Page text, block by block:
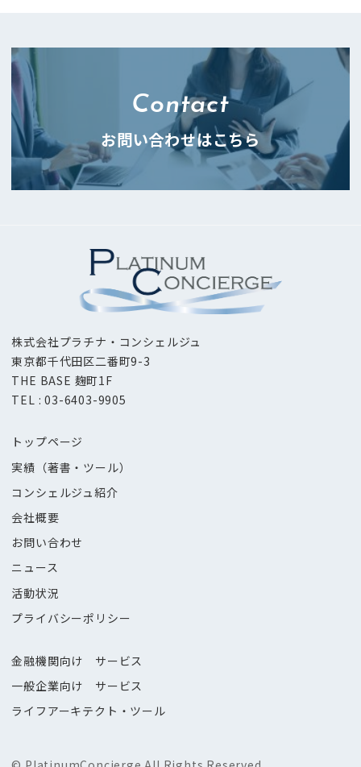
Contact
お問い合わせはこちら
株式会社プラチナ・コンシェルジュ
東京都千代田区二番町9-3
THE BASE 麹町1F
TEL : 03-6403-9905
トップページ
実績（著書・ツール）
コンシェルジュ紹介
会社概要
お問い合わせ
ニュース
活動状況
プライバシーポリシー
金融機関向け サービス
一般企業向け サービス
ライフアーキテクト・ツール